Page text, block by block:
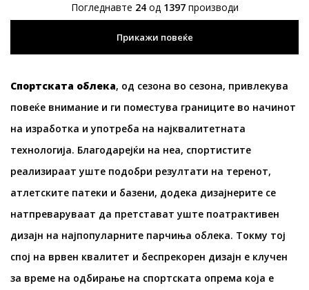
Погледнавте 24од 1397производи
Прикажи повеќе
Спортската облека, од сезона во сезона, привлекува
повеќе внимание и ги поместува границите во начинот
на изработка и употреба на најквалитетната
технологија. Благодарејќи на неа, спортистите
реализираат уште подобри резултати на теренот,
атлетските патеки и базени, додека дизајнерите се
натпреваруваат да претстават уште поатрактивен
дизајн на најпопуларните парчиња облека. Токму тој
спој на врвен квалитет и беспрекорен дизајн е клучен
за време на одбирање на спортската опрема која е